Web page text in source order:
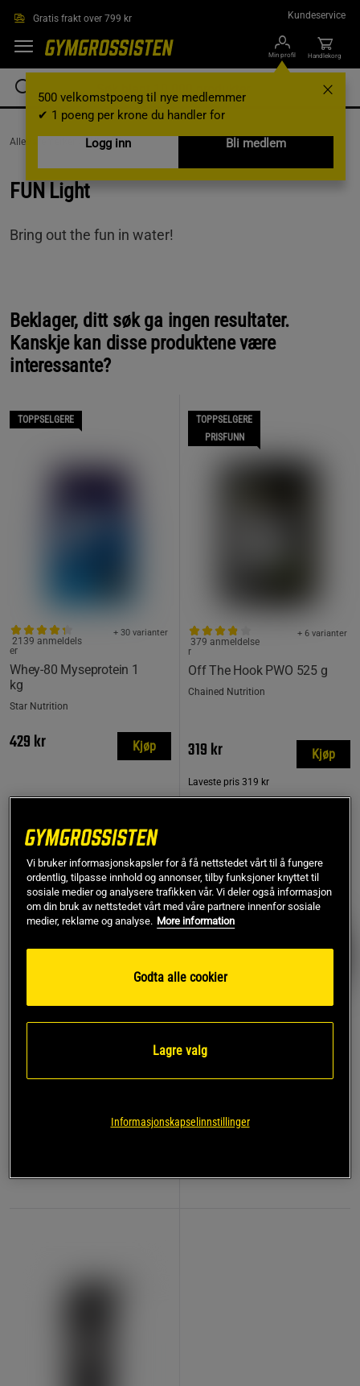
Gratis frakt over 799 kr Kundeservice
Min profil
500 velkomstpoeng til nye medlemmer
✔ 1 poeng per krone du handler for
Logg inn
Bli medlem
Handlekorg
AlleVaremerker / FUN Light
FUN Light
Bring out the fun in water!
Beklager, ditt søk ga ingen resultater.
Kanskje kan disse produktene være
interessante?
TOPPSELGERE
Whey-80 Myseprotein 1
kg
+ 30 varianter
2139 anmeldels
er
Star Nutrition
429 kr Kjøp
TOPPSELGERE
PRISFUNN
Off The Hook PWO 525 g
+ 6 varianter
379 anmeldelse
r
Chained Nutrition
319 kr
Laveste pris 319 kr
Kjøp
TOPPSELGERE
Kreatin Monohydrat 500 g
Trekkreimer Lær
17 anmeldelser
Vi bruker informasjonskapsler for å få nettstedet vårt til å fungere
ordentlig, tilpasse innhold og annonser, tilby funksjoner knyttet til
sosiale medier og analysere trafikken vår. Vi deler også informasjon
om din bruk av nettstedet vårt med våre partnere innenfor sosiale
medier, reklame og analyse. More information
Godta alle cookier
Lagre valg
Informasjonskapselinnstillinger